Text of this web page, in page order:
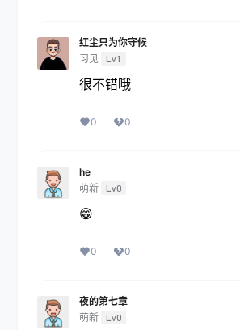
红尘只为你守候
习见 Lv1
很不错哦
0 0
he
萌新 Lv0
😁
0 0
夜的第七章
萌新 Lv0